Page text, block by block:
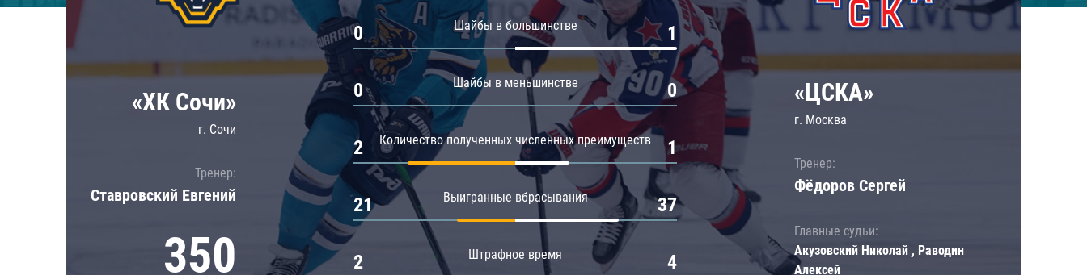
Локомотив
ЦСКА
Шанхайские Драконы
Амур
Барыс
Салават Юлаев
«ХК Сочи»
г. Сочи
Тренер:
Ставровский Евгений
350
Шайбы в большинстве
0 1
Шайбы в меньшинстве
0 0
Количество полученных численных преимуществ
2 1
Выигранные вбрасывания
21 37
Штрафное время
2 4
«ЦСКА»
г. Москва
Тренер:
Фёдоров Сергей
Главные судьи:
Акузовский Николай , Раводин
Алексей